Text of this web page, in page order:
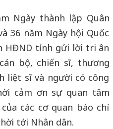
Ngày thành lập Quân
36 năm Ngày hội Quốc
HĐND tỉnh gửi lời tri ân
bộ, chiến sĩ, thương
liệt sĩ và người có công
cảm ơn sự quan tâm
các cơ quan báo chí
tới Nhân dân.